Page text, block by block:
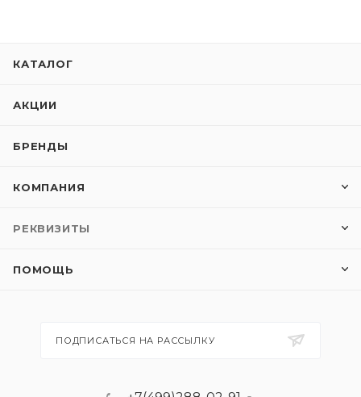
КАТАЛОГ
АКЦИИ
БРЕНДЫ
КОМПАНИЯ
РЕКВИЗИТЫ
ПОМОЩЬ
ПОДПИСАТЬСЯ НА РАССЫЛКУ